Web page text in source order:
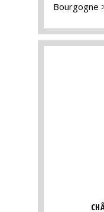
Bourgogne